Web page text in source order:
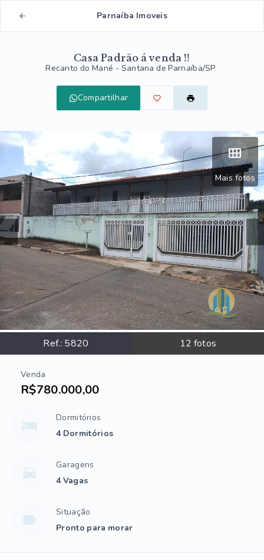
Parnaíba Imoveis
Casa Padrão á venda !!
Recanto do Mané - Santana de Parnaíba/SP
Compartilhar
Mais fotos
Ref.: 5820 12 fotos
Venda
R$780.000,00
Dormitórios
4 Dormitórios
Garagens
4 Vagas
Situação
Pronto para morar